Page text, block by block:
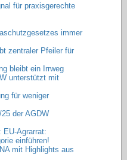
für praxisgerechte
immer
zentraler Pfeiler für
bleibt ein Irrweg
unterstützt mit
für weniger
der AGDW
EU-Agrarrat:
einführen!
mit Highlights aus